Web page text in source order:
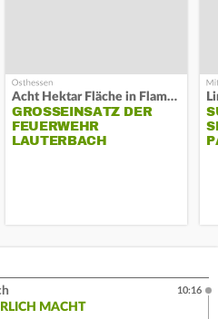
Acht Hektar Fläche in Flammen
GROSSEINSATZ DER F
EUERWEHR L
AUTERBACH
MACHT
10:16